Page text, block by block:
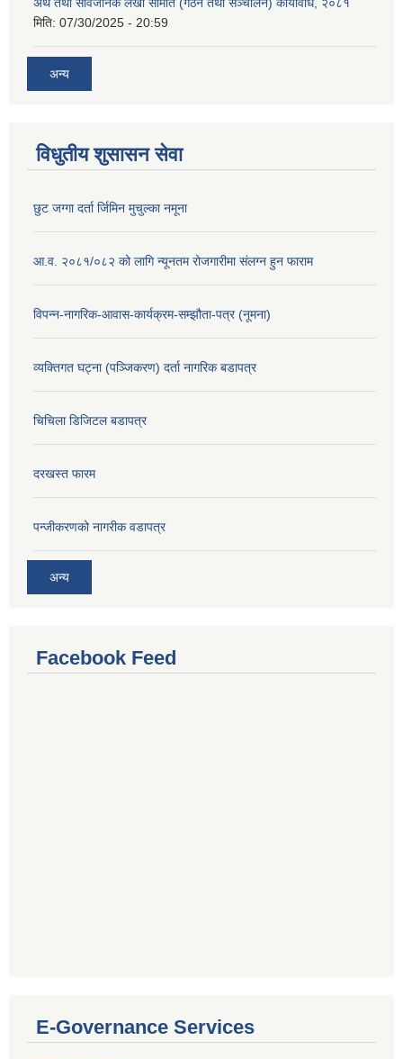
अर्थ तथा सार्वजनिक लेखा समिति (गठन तथा सञ्चालन) कार्यविधि, २०८१
मिति: 07/30/2025 - 20:59
अन्य
विधुतीय शुसासन सेवा
छुट जग्गा दर्ता र्जिमिन मुचुल्का नमूना
आ.व. २०८१/०८२ को लागि न्यूनतम रोजगारीमा संलग्न हुन फाराम
विपन्न-नागरिक-आवास-कार्यक्रम-सम्झौता-पत्र (नूमना)
व्यक्तिगत घट्ना (पञ्जिकरण) दर्ता नागरिक बडापत्र
चिचिला डिजिटल बडापत्र
दरखस्त फारम
प‍न्जीकरणको नागरीक वडापत्र
अन्य
Facebook Feed
E-Governance Services